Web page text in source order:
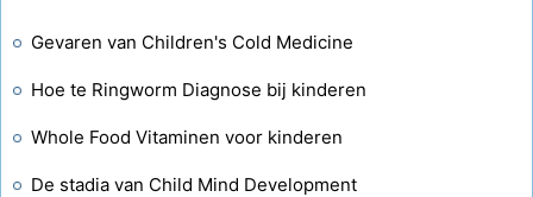
Gevaren van Children's Cold Medicine
Hoe te Ringworm Diagnose bij kinderen
Whole Food Vitaminen voor kinderen
De stadia van Child Mind Development